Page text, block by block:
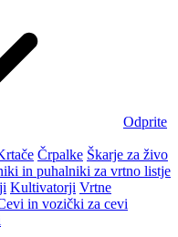
Odprite
Črpalke Škarje za živo
in puhalniki za vrtno listje
Kultivatorji Vrtne
in vozički za cevi